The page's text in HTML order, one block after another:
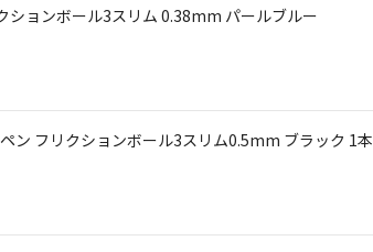
ションボール3スリム 0.38mm パールブルー
ン フリクションボール3スリム0.5mm ブラック 1本